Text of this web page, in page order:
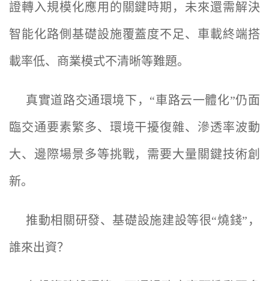
證轉入規模化應用的關鍵時期，未來還需解決
智能化路側基礎設施覆蓋度不足、車載終端搭
載率低、商業模式不清晰等難題。
真實道路交通環境下，“車路云一體化”仍面
臨交通要素繁多、環境干擾復雜、滲透率波動
大、邊際場景多等挑戰，需要大量關鍵技術創
新。
推動相關研發、基礎設施建設等很“燒錢”，
誰來出資？